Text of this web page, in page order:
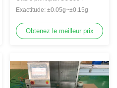
médecine/nourriture
Exactitude: ±0.05g~±0.15g
Obtenez le meilleur prix